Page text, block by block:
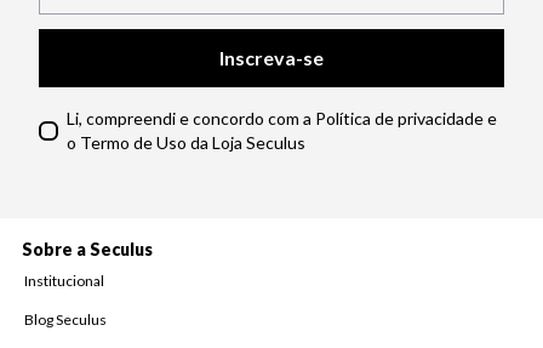
Inscreva-se
Li, compreendi e concordo com a Política de privacidade e
o Termo de Uso da Loja Seculus
Sobre a Seculus
Institucional
Blog Seculus